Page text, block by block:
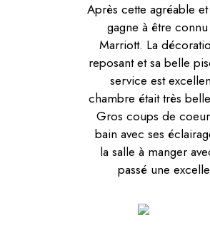
Après cette agréable
gagne à être
Marriott. La
reposant et sa belle
service est
chambre était très
Gros coups de
bain avec ses
la salle à manger
passé une